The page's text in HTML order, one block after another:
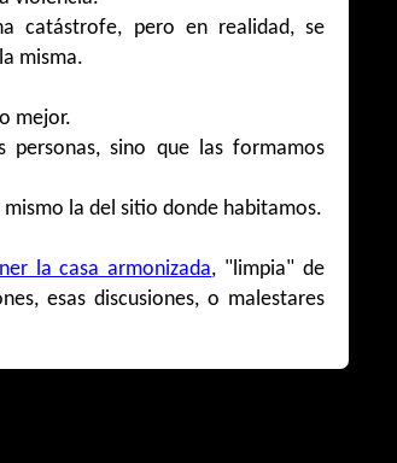
catástrofe, pero en realidad, se
misma.
mejor.
personas, sino que las formamos
la del sitio donde habitamos.
la casa armonizada, "limpia" de
esas discusiones, o malestares